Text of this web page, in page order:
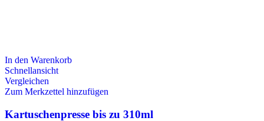
In den Warenkorb
Schnellansicht
Vergleichen
Zum Merkzettel hinzufügen
Kartuschenpresse bis zu 310ml